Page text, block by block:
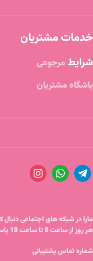
خدمات مشتریان
شرایط مرجوعی
باشگاه مشتریان
مارا در شبکه های اجتماعی دنبال
هر روز از ساعت 8 تا ساعت 18 پاسخگو شما عزیزان هستیم.
شماره تماس پشتیبانی